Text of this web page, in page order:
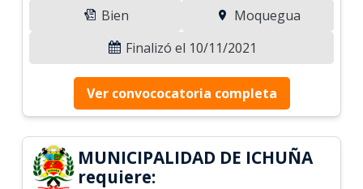
Bien
Moquegua
Finalizó el 10/11/2021
Ver convococatoria completa
MUNICIPALIDAD DE ICHUÑA
requiere: